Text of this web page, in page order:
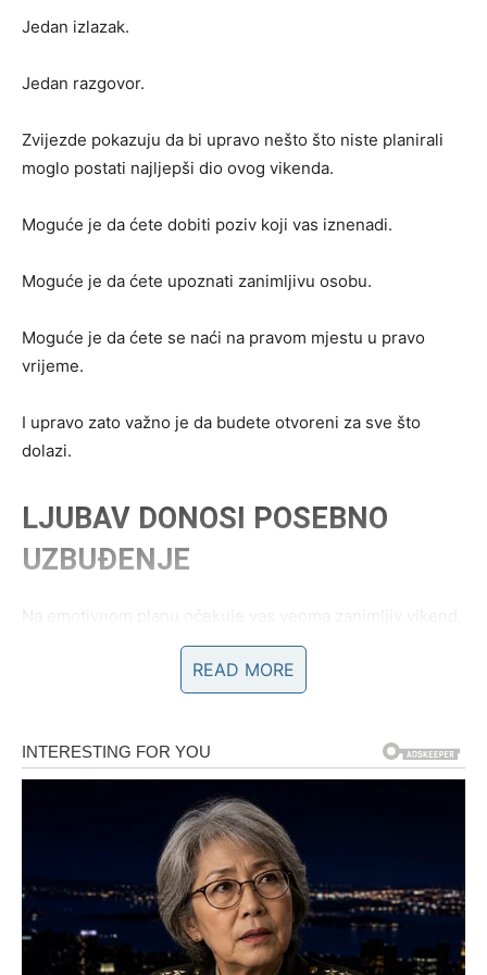
Jedan izlazak.
Jedan razgovor.
Zvijezde pokazuju da bi upravo nešto što niste planirali
moglo postati najljepši dio ovog vikenda.
Moguće je da ćete dobiti poziv koji vas iznenadi.
Moguće je da ćete upoznati zanimljivu osobu.
Moguće je da ćete se naći na pravom mjestu u pravo
vrijeme.
I upravo zato važno je da budete otvoreni za sve što
dolazi.
LJUBAV DONOSI POSEBNO
UZBUĐENJE
Na emotivnom planu očekuje vas veoma zanimljiv vikend.
Ako ste slobodni, postoji velika mogućnost novog
poznanstva koje počinje spontano, ali ostavlja snažan
Neko bi mogao privući vašu pažnju energijom, osmijehom
i načinom razmišljanja.
Razgovori će teći lako.
Privlačnost će biti obostrana.
READ MORE